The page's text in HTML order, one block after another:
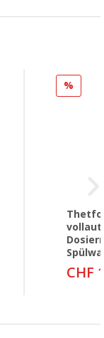
%
CHF